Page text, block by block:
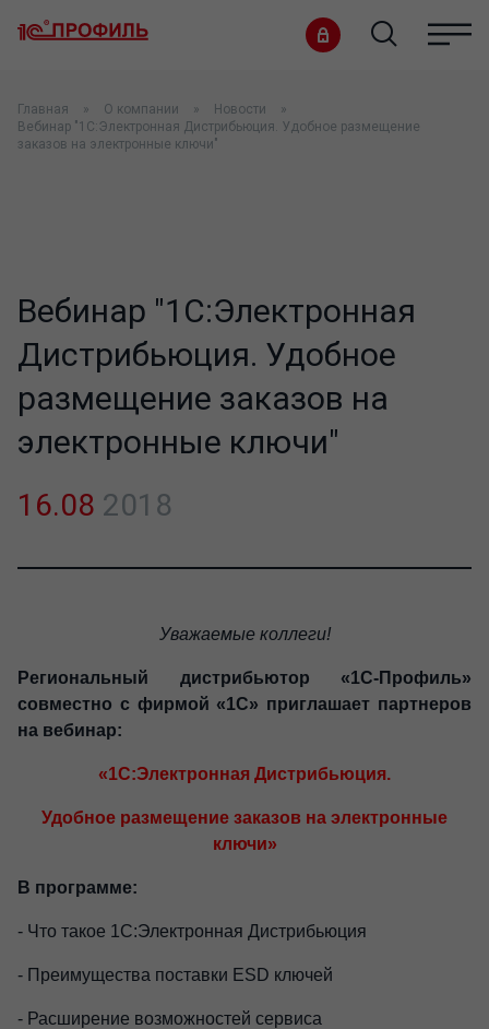
Главная О компании
Новости
Вебинар "1С:Электронная Дистрибьюция. Удобное размещение
заказов на электронные ключи"
Вебинар "1С:Электронная
Дистрибьюция. Удобное
размещение заказов на
электронные ключи"
16.08 2018
Уважаемые коллеги!
Региональный дистрибьютор «1С-Профиль»
совместно с фирмой «1С» приглашает партнеров
на вебинар:
«1С:Электронная Дистрибьюция.
Удобное размещение заказов на электронные
ключи»
В программе:
- Что такое 1С:Электронная Дистрибьюция
- Преимущества поставки ESD ключей
- Расширение возможностей сервиса